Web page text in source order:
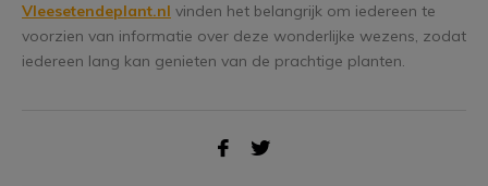
Vleesetendeplant.nl vinden het belangrijk om iedereen te
voorzien van informatie over deze wonderlijke wezens, zodat
iedereen lang kan genieten van de prachtige planten.